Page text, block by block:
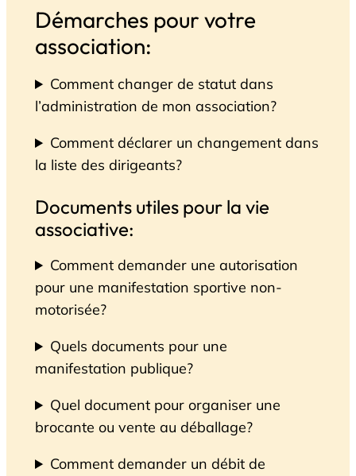
Démarches pour votre
association:
Comment changer de statut dans
l’administration de mon association?
Comment déclarer un changement dans
la liste des dirigeants?
Documents utiles pour la vie
associative:
Comment demander une autorisation
pour une manifestation sportive non-
motorisée?
Quels documents pour une
manifestation publique?
Quel document pour organiser une
brocante ou vente au déballage?
Comment demander un débit de